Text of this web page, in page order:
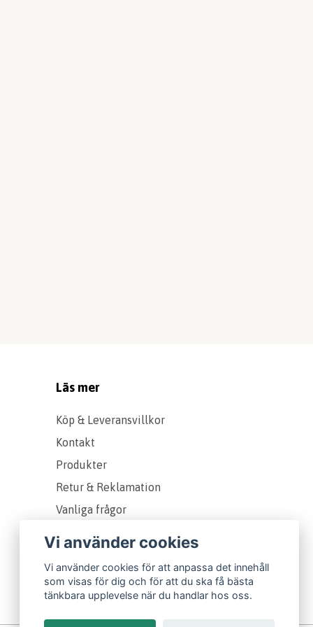
Läs mer
Köp & Leveransvillkor
Kontakt
Produkter
Retur & Reklamation
Vanliga frågor
Storleks & Kvalitetsguide
Vi använder cookies
Vi använder cookies för att anpassa det innehåll
som visas för dig och för att du ska få bästa
tänkbara upplevelse när du handlar hos oss.